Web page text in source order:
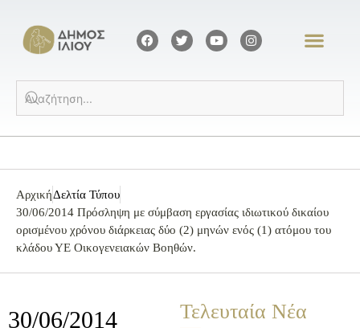
ΑρχικήΔελτία Τύπου
30/06/2014 Πρόσληψη με σύμβαση εργασίας ιδιωτικού δικαίου
ορισμένου χρόνου διάρκειας δύο (2) μηνών ενός (1) ατόμου του
κλάδου ΥΕ Οικογενειακών Βοηθών.
30/06/2014
Τελευταία Νέα